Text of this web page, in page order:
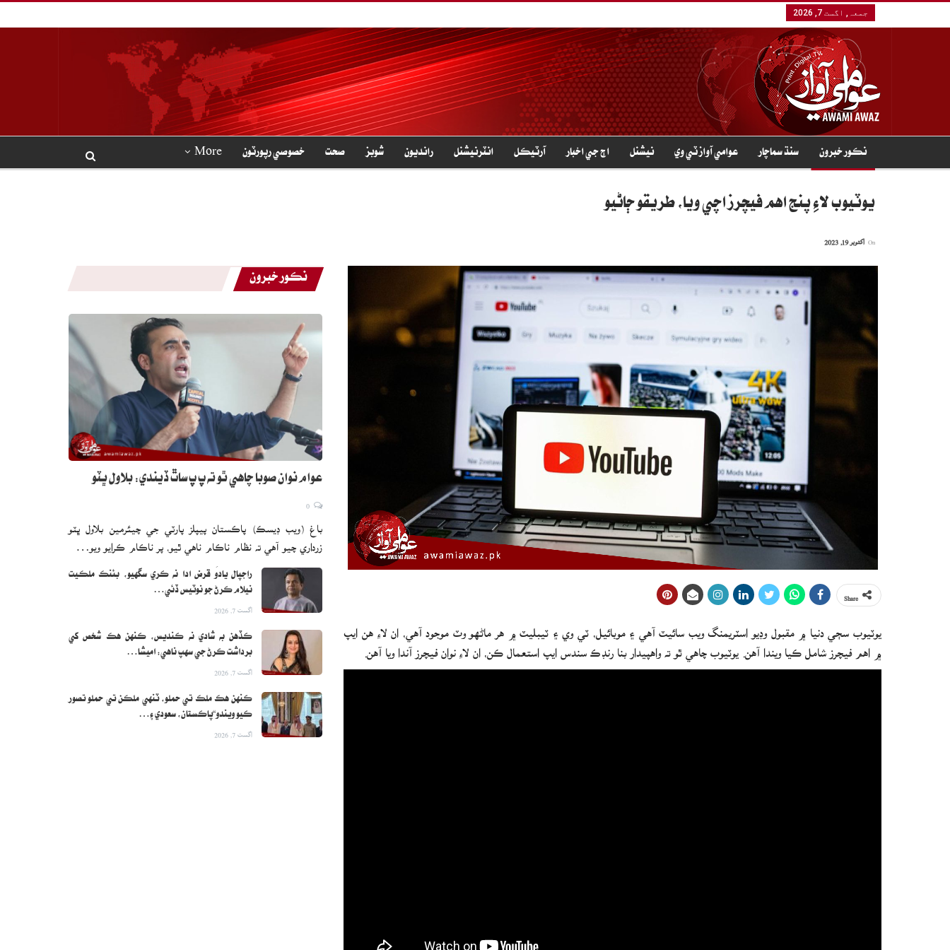
جمعہ, اگست 7, 2026
نڪور خبرون سنڌ سماچار عوامي آواز ٽي وي نيشنل اڄ جي اخبار آرٽيڪل انٽرنيشنل رانديون شوبز صحت خصوصي رپورٽون More
يوٽيوب لاءِ پنج اهم فيچرز اچي ويا، طريقو ڄاڻيو
اکتوبر 19, 2023
يوٽيوب سڄي دنيا ۾ مقبول وڊيو اسٽريمنگ ويب سائيٽ آهي ۽ موبائيل، ٽي وي ۽ ٽيبليٽ ۾ هر ماڻهو وٽ موجود آهي، ان لاءِ هن ايپ
۾ اهم فيچرز شامل ڪيا ويندا آهن. يوٽيوب چاهي ٿو ته واهپيدار بنا رنڊڪ سندس ايپ استعمال ڪن، ان لاءِ نوان فيچرز آندا ويا آهن.
نڪور خبرون
عوام نوان صوبا چاهي ٿو ته پ پ ساٿ ڏيندي: بلاول ڀٽو
باغ (ويب ڊيسڪ) پاڪستان پيپلز پارٽي جي چيئرمين بلاول ڀٽو
زرداري چيو آهي ته نظام ناڪام ناهي ٿيو، پر ناڪام ڪرايو ويو…
راجپال يادَو قرض ادا نه ڪري سگهيو، بئنڪ ملڪيت
نيلام ڪرڻ جو نوٽيس ڏئي…
اگست 7, 2026
ڪڏهن به شادي نه ڪنديس، ڪنهن هڪ شخص کي
برداشت ڪرڻ جي سهپ ناهي: اميشا…
اگست 7, 2026
ڪنهن هڪ ملڪ تي حملو، ٽنهي ملڪن تي حملو تصور
ڪيو ويندو“پاڪستان، سعودي ۽…
اگست 7, 2026